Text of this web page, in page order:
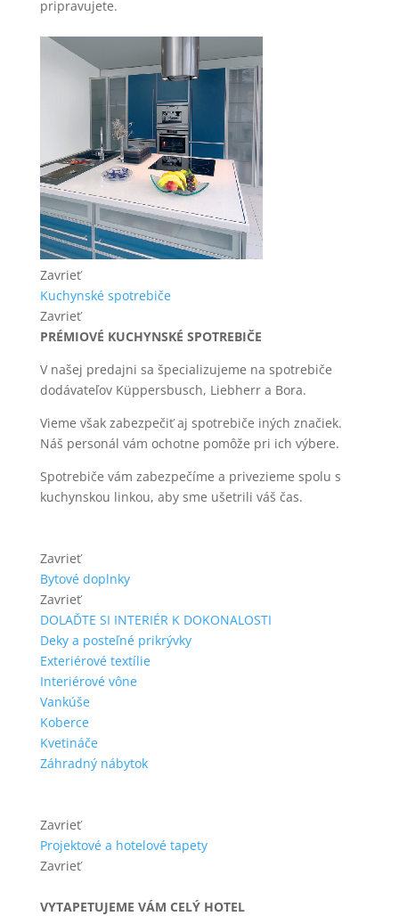
pripravujete.
Zavrieť
Kuchynské spotrebiče
Zavrieť
PRÉMIOVÉ KUCHYNSKÉ SPOTREBIČE
V našej predajni sa špecializujeme na spotrebiče
dodávateľov Küppersbusch, Liebherr a Bora.
Vieme však zabezpečiť aj spotrebiče iných značiek.
Náš personál vám ochotne pomôže pri ich výbere.
Spotrebiče vám zabezpečíme a privezieme spolu s
kuchynskou linkou, aby sme ušetrili váš čas.
Zavrieť
Bytové doplnky
Zavrieť
DOLAĎTE SI INTERIÉR K DOKONALOSTI
Deky a posteľné prikrývky
Exteriérové textílie
Interiérové vône
Vankúše
Koberce
Kvetináče
Záhradný nábytok
Zavrieť
Projektové a hotelové tapety
Zavrieť
VYTAPETUJEME VÁM CELÝ HOTEL